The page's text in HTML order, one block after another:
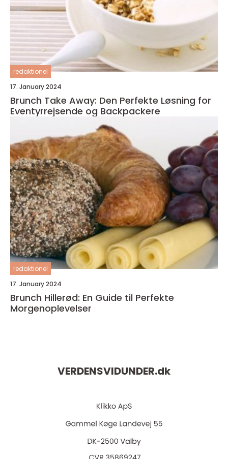
redaktionel
17. January 2024
Brunch Take Away: Den Perfekte Løsning for
Eventyrrejsende og Backpackere
redaktionel
17. January 2024
Brunch Hillerød: En Guide til Perfekte
Morgenoplevelser
VERDENSVIDUNDER.dk